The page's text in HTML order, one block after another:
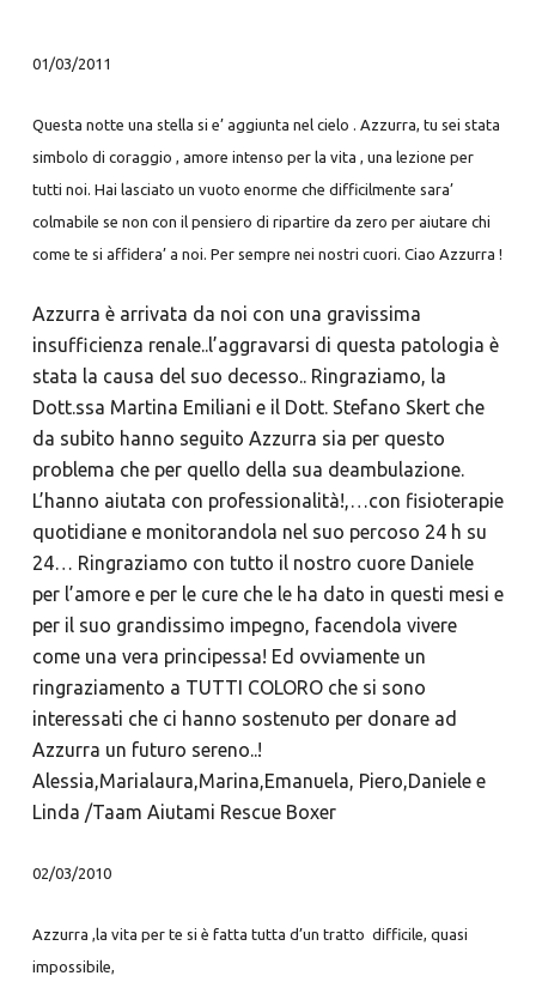
01/03/2011
Questa notte una stella si e’ aggiunta nel cielo . Azzurra, tu sei stata
simbolo di coraggio , amore intenso per la vita , una lezione per
tutti noi. Hai lasciato un vuoto enorme che difficilmente sara’
colmabile se non con il pensiero di ripartire da zero per aiutare chi
come te si affidera’ a noi. Per sempre nei nostri cuori. Ciao Azzurra !
Azzurra è arrivata da noi con una gravissima
insufficienza renale..l’aggravarsi di questa patologia è
stata la causa del suo decesso.. Ringraziamo, la
Dott.ssa Martina Emiliani e il Dott. Stefano Skert che
da subito hanno seguito Azzurra sia per questo
problema che per quello della sua deambulazione.
L’hanno aiutata con professionalità!,…con fisioterapie
quotidiane e monitorandola nel suo percoso 24 h su
24… Ringraziamo con tutto il nostro cuore Daniele
per l’amore e per le cure che le ha dato in questi mesi e
per il suo grandissimo impegno, facendola vivere
come una vera principessa! Ed ovviamente un
ringraziamento a TUTTI COLORO che si sono
interessati che ci hanno sostenuto per donare ad
Azzurra un futuro sereno..!
Alessia,Marialaura,Marina,Emanuela, Piero,Daniele e
Linda /Taam Aiutami Rescue Boxer
02/03/2010
Azzurra ,la vita per te si è fatta tutta d’un tratto difficile, quasi
impossibile,